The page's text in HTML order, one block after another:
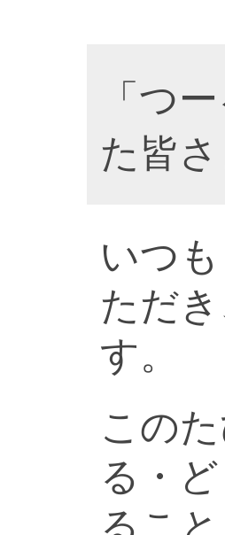
「つ
た皆
いつ
ただ
す。
この
る・
るこ